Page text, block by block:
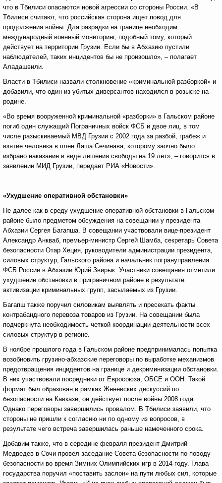
что в Тбилиси опасаются новой агрессии со стороны России. «В
Тбилиси считают, что российская сторона ищет повод для
продолжения войны. Для разрядки на границе необходим
международный военный мониторинг, подобный тому, который
действует на территории Грузии. Если бы в Абхазию пустили
наблюдателей, таких инцидентов бы не произошло», – полагает
Аладашвили.
Власти в Тбилиси назвали столкновение «криминальной разборкой» и
добавили, что один из убитых диверсантов находился в розыске на
родине.
«Во время вооруженной криминальной «разборки» в Гальском районе
погиб один служащий Пограничных войск ФСБ и двое лиц, в том
числе разыскиваемый МВД Грузии с 2002 года за разбой, грабеж и
взятие человека в плен Лаша Сечинава, которому заочно было
избрано наказание в виде лишения свободы на 19 лет», – говорится в
заявлении МИД Грузии, передает РИА «Новости».
«Ухудшение оперативной обстановки»
Не далее как в среду ухудшение оперативной обстановки в Гальском
районе было предметом обсуждения на совещании у президента
Абхазии Сергея Багапша. В совещании участвовали вице-президент
Александр Анкваб, премьер-министр Сергей Шамба, секретарь Совета
безопасности Отар Хеция, руководители администрации президента,
силовых структур, Гальского района и начальник погрануправления
ФСБ России в Абхазии Юрий Звирык. Участники совещания отметили
ухудшение обстановки в приграничном районе в результате
активизации криминальных групп, засылаемых из Грузии.
Багапш также поручил силовикам выявлять и пресекать факты
контрабандного перевоза товаров из Грузии. На совещании была
подчеркнута необходимость четкой координации деятельности всех
силовых структур в регионе.
В ноябре прошлого года в Гальском районе предпринималась попытка
возобновить грузино-абхазские переговоры по выработке механизмов
предотвращения инцидентов на границе и декриминизации обстановки.
В них участвовали посредники от Евросоюза, ОБСЕ и ООН. Такой
формат был образован в рамках Женевских дискуссий по
безопасности на Кавказе, он действует после войны 2008 года.
Однако переговоры завершились провалом. В Тбилиси заявили, что
стороны не пришли к согласию ни по одному из вопросов, в
результате чего встреча завершилась раньше намеченного срока.
Добавим также, что в середине февраля президент Дмитрий
Медведев в Сочи провел заседание Совета безопасности по поводу
безопасности во время Зимних Олимпийских игр в 2014 году. Глава
государства поручил «поставить заслон» на пути любых сил, которые